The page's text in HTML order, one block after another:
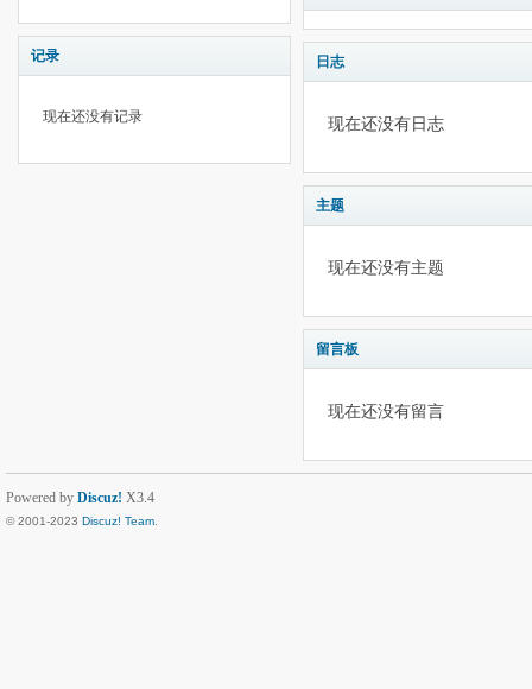
记录
现在还没有记录
日志
现在还没有日志
主题
现在还没有主题
留言板
现在还没有留言
Powered by Discuz! X3.4
© 2001-2023 Discuz! Team